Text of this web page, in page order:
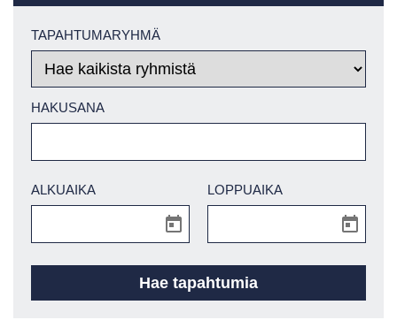
TAPAHTUMARYHMÄ
HAKUSANA
ALKUAIKA LOPPUAIKA